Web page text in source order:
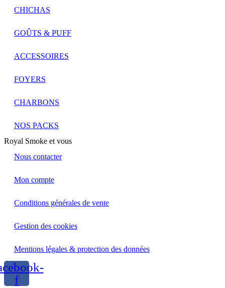
CHICHAS
GOÛTS & PUFF
ACCESSOIRES
FOYERS
CHARBONS
NOS PACKS
Royal Smoke et vous
Nous contacter
Mon compte
Conditions générales de vente
Gestion des cookies
Mentions légales & protection des données
f